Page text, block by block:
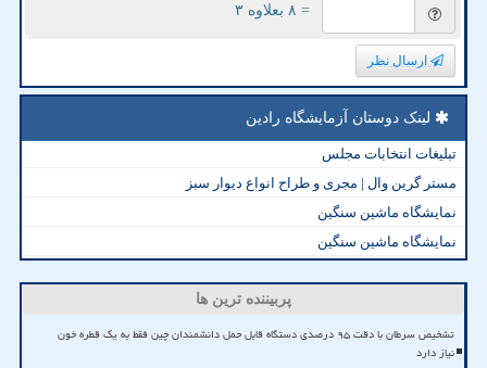
= ۸ بعلاوه ۳
ارسال نظر
لینک دوستان آزمایشگاه رادین
تبلیغات انتخابات مجلس
مستر گرین وال | مجری و طراح انواع دیوار سبز
نمایشگاه ماشین سنگین
نمایشگاه ماشین سنگین
پربیننده ترین ها
تشخیص سرطان با دقت ۹۵ درصدی دستگاه قابل حمل دانشمندان چین فقط به یک قطره خون
نیاز دارد